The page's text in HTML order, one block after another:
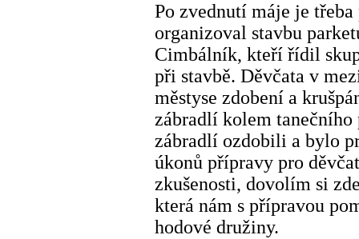
Po zvednutí máje je
organizoval stavbu
Cimbálník, kteří řídil
při stavbě. Děvčata v
městyse zdobení a
zábradlí kolem tanečního
zábradlí ozdobili a bylo
úkonů přípravy pro
zkušenosti, dovolím si
která nám s přípravou
hodové družiny.